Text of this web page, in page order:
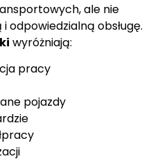
ale nie
odpowiedzialną obsługę.
wyróżniają:
pracy
pojazdy